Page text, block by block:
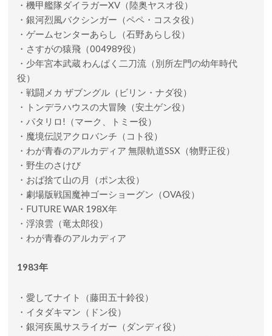
・機甲艦隊ダイラガーXV（陸奥ヤスオ役）
・銀河烈風バクシンガー（ペペ・コスタ役）
・ゲームセンターあらし（石野あらし役）
・さすがの猿飛（004989役）
・少年宮本武蔵 わんぱく二刀流（別所左門の幼年時代
役）
・戦闘メカ ザブングル（ビリン・ナダ役）
・トンデラハウスの大冒険（安土ゲン役）
・パタリロ!（マーク、トミー役）
・魔境伝説アクロバンチ（コト役）
・わが青春のアルカディア 無限軌道SSX（物野正役）
・野生のさけび
・おば捨て山の月（ポン太役）
・劇場版戦国魔神ゴーショーグン（OVA役）
・FUTURE WAR 198X年
・浮浪雲（竜太郎役）
・わが青春のアルカディア
1983年
・愛してナイト（藤田五十鈴役）
・イタダキマン（ドン役）
・銀河疾風サスライガー（ダンディ役）